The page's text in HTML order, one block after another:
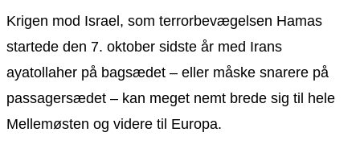
Krigen mod Israel, som terrorbevægelsen Hamas
startede den 7. oktober sidste år med Irans
ayatollaher på bagsædet – eller måske snarere på
passagersædet – kan meget nemt brede sig til hele
Mellemøsten og videre til Europa.